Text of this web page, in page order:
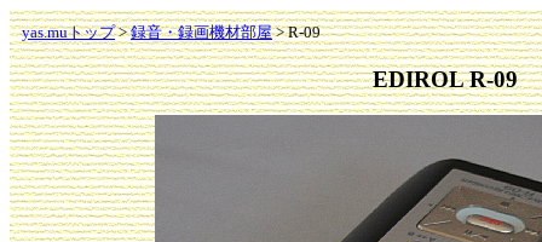
yas.muトップ>録音・録画機材部屋> R-09
EDIROL R-09